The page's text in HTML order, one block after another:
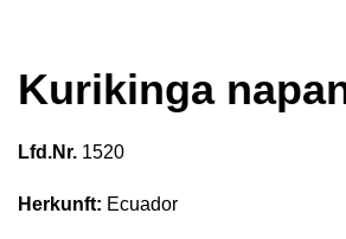
Kurikinga
Lfd.Nr. 1520
Herkunft: Ecuador